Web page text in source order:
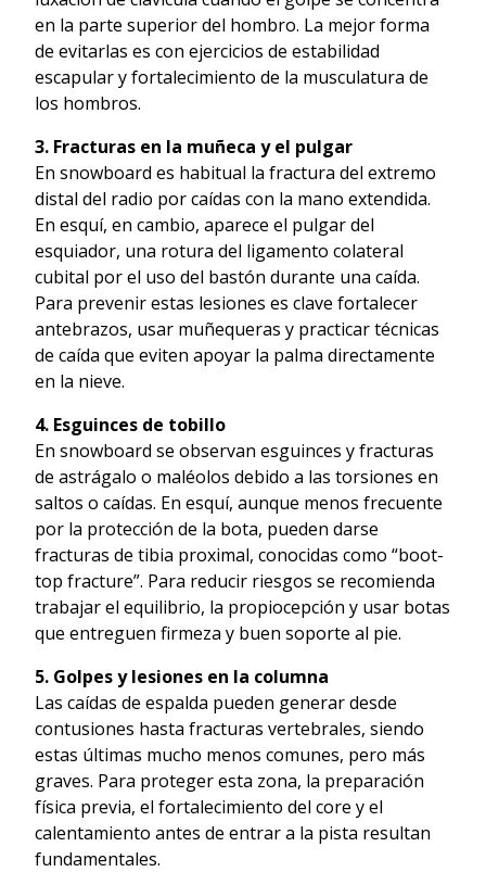
en la parte superior del hombro. La mejor forma
de evitarlas es con ejercicios de estabilidad
escapular y fortalecimiento de la musculatura de
los hombros.
3. Fracturas en la muñeca y el pulgar
En snowboard es habitual la fractura del extremo
distal del radio por caídas con la mano extendida.
En esquí, en cambio, aparece el pulgar del
esquiador, una rotura del ligamento colateral
cubital por el uso del bastón durante una caída.
Para prevenir estas lesiones es clave fortalecer
antebrazos, usar muñequeras y practicar técnicas
de caída que eviten apoyar la palma directamente
en la nieve.
4. Esguinces de tobillo
En snowboard se observan esguinces y fracturas
de astrágalo o maléolos debido a las torsiones en
saltos o caídas. En esquí, aunque menos frecuente
por la protección de la bota, pueden darse
fracturas de tibia proximal, conocidas como “boot-
top fracture”. Para reducir riesgos se recomienda
trabajar el equilibrio, la propiocepción y usar botas
que entreguen firmeza y buen soporte al pie.
5. Golpes y lesiones en la columna
Las caídas de espalda pueden generar desde
contusiones hasta fracturas vertebrales, siendo
estas últimas mucho menos comunes, pero más
graves. Para proteger esta zona, la preparación
física previa, el fortalecimiento del core y el
calentamiento antes de entrar a la pista resultan
fundamentales.